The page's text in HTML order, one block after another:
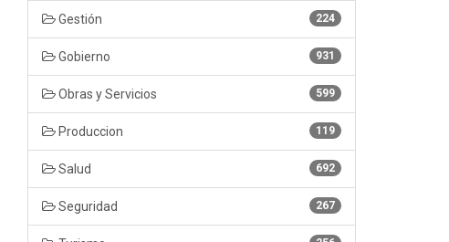
224
Gestión
931
Gobierno
599
Obras y Servicios
119
Produccion
692
Salud
267
Seguridad